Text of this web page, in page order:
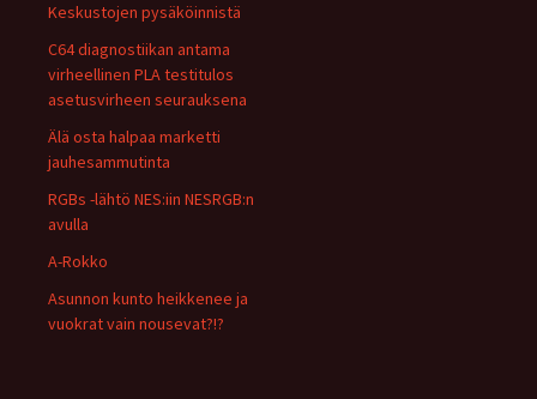
Keskustojen pysäköinnistä
C64 diagnostiikan antama
virheellinen PLA testitulos
asetusvirheen seurauksena
Älä osta halpaa marketti
jauhesammutinta
RGBs -lähtö NES:iin NESRGB:n
avulla
A-Rokko
Asunnon kunto heikkenee ja
vuokrat vain nousevat?!?